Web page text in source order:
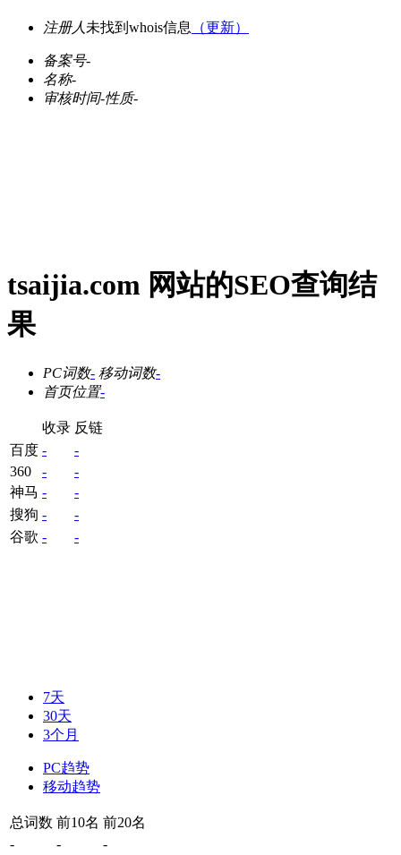
注册人 未找到whois信息 （更新）
备案号-
名称-
审核时间-性质-
tsaijia.com 网站的SEO查询结
果
PC词数- 移动词数-
首页位置-
收录 反链
百度 -
-
360
-
-
神马 -
-
搜狗 -
-
谷歌 - -
7天
30天
3个月
PC趋势
移动趋势
总词数 前10名 前20名
-
- -